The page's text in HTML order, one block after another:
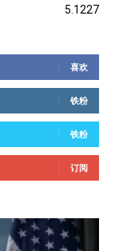
5.1227
喜欢
铁粉
铁粉
订阅